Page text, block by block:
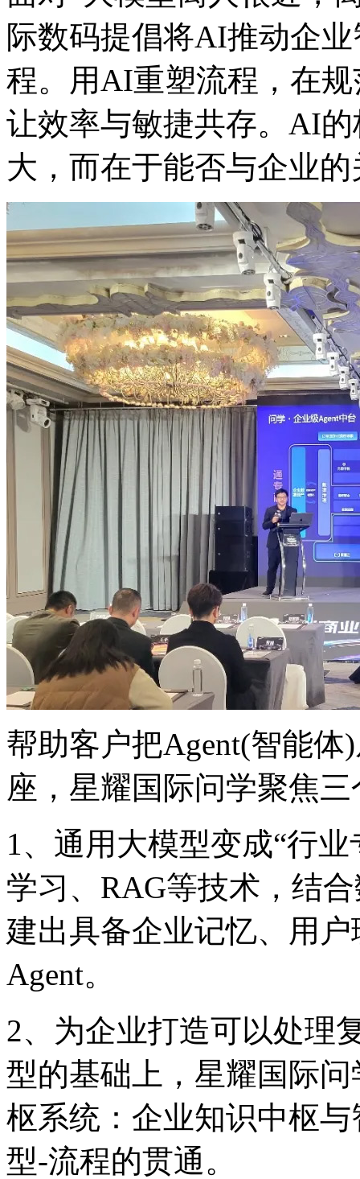
际数码提倡将AI推动企
程。用AI重塑流程，在
让效率与敏捷共存。AI
大，而在于能否与企业
帮助客户把Agent(智能
座，星耀国际问学聚焦三
1、通用大模型变成“
学习、RAG等技术，结
建出具备企业记忆、
Agent。
2、为企业打造可以处
型的基础上，星耀国
枢系统：企业知识中枢
型-流程的贯通。